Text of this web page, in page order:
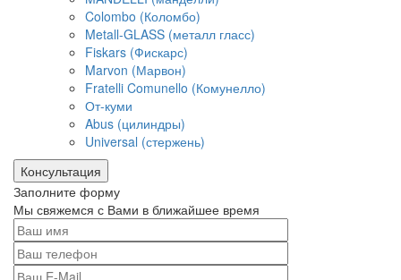
Colombo (Коломбо)
Metall-GLASS (металл гласс)
Fiskars (Фискарс)
Marvon (Марвон)
Fratelli Comunello (Комунелло)
От-куми
Abus (цилиндры)
Universal (стержень)
Консультация
Заполните форму
Мы свяжемся с Вами в ближайшее время